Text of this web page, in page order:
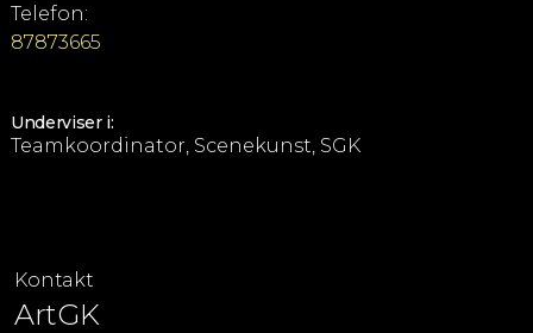
Telefon:
87873665
Underviser i:
Teamkoordinator, Scenekunst, SGK
Kontakt
ArtGK